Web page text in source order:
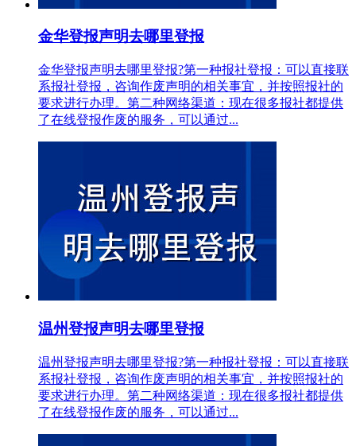
金华登报声明去哪里登报
金华登报声明去哪里登报?第一种报社登报：可以直接联
系报社登报，咨询作废声明的相关事宜，并按照报社的
要求进行办理。第二种网络渠道：现在很多报社都提供
了在线登报作废的服务，可以通过...
温州登报声明去哪里登报
温州登报声明去哪里登报?第一种报社登报：可以直接联
系报社登报，咨询作废声明的相关事宜，并按照报社的
要求进行办理。第二种网络渠道：现在很多报社都提供
了在线登报作废的服务，可以通过...